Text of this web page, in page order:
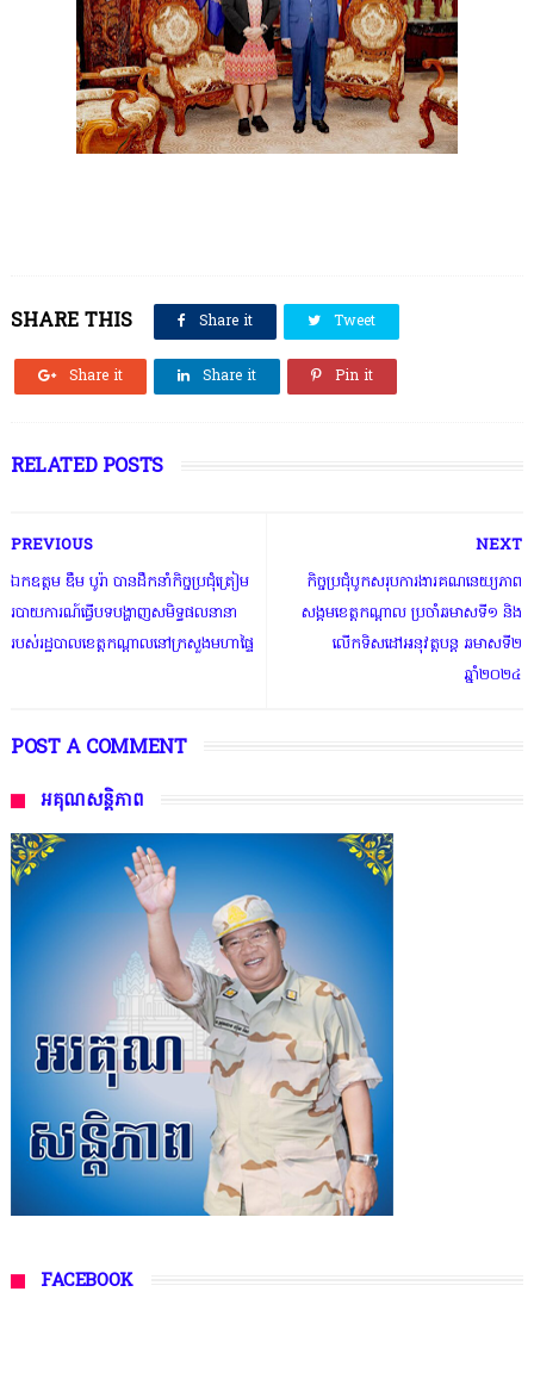
SHARE THIS Share it Tweet
Share it Share it Pin it
RELATED POSTS
NEXT
កិច្ចប្រជុំបូកសរុបការងារគណនេយ្យភាព
សង្គមខេត្តកណ្តាល ប្រចាំឆមាសទី១ និង
លើកទិសដៅអនុវត្តបន្ត ឆមាសទី២
ឆ្នាំ២០២៤
PREVIOUS
ឯកឧត្តម ឌឹម បូរ៉ា បានដឹកនាំកិច្ចប្រជុំត្រៀម
របាយការណ៍ធ្វើបទបង្ហាញសមិទ្ធផលនានា
របស់រដ្ឋបាលខេត្តកណ្តាលនៅក្រសួងមហាផ្ទៃ
POST A COMMENT
អគុណសន្តិភាព
FACEBOOK